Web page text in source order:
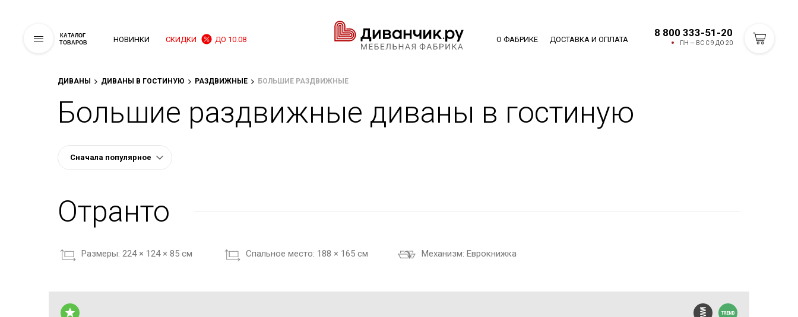
КАТАЛОГ
ТОВАРОВ
НОВИНКИ СКИДКИ ДО 10.08 О ФАБРИКЕ ДОСТАВКА И ОПЛАТА
8 800 333-51-20
ПН — ВС С 9 ДО 20
ДИВАНЫ ДИВАНЫ В ГОСТИНУЮ РАЗДВИЖНЫЕ БОЛЬШИЕ РАЗДВИЖНЫЕ
Большие раздвижные диваны в гостиную
Отранто
Размеры: 224 × 124 × 85 см Cпальное место: 188 × 165 см Механизм: Еврокнижка